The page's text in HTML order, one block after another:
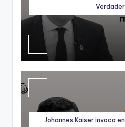
g
Johannes Kaiser invoca